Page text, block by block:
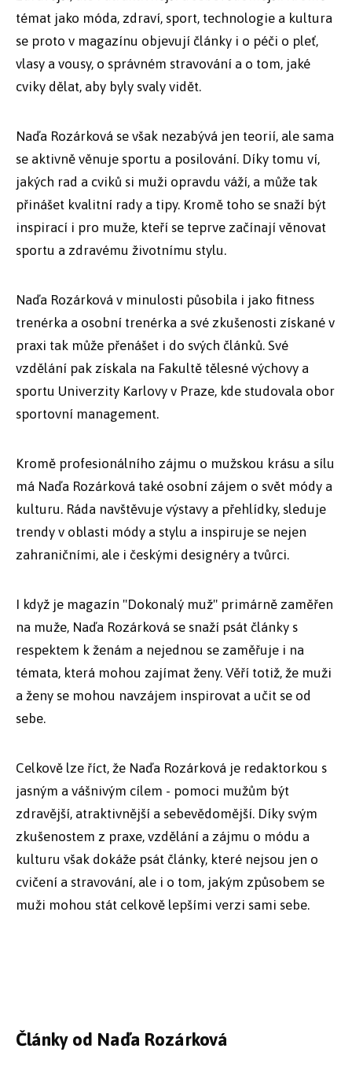
témat jako móda, zdraví, sport, technologie a kultura
se proto v magazínu objevují články i o péči o pleť,
vlasy a vousy, o správném stravování a o tom, jaké
cviky dělat, aby byly svaly vidět.
Naďa Rozárková se však nezabývá jen teorií, ale sama
se aktivně věnuje sportu a posilování. Díky tomu ví,
jakých rad a cviků si muži opravdu váží, a může tak
přinášet kvalitní rady a tipy. Kromě toho se snaží být
inspirací i pro muže, kteří se teprve začínají věnovat
sportu a zdravému životnímu stylu.
Naďa Rozárková v minulosti působila i jako fitness
trenérka a osobní trenérka a své zkušenosti získané v
praxi tak může přenášet i do svých článků. Své
vzdělání pak získala na Fakultě tělesné výchovy a
sportu Univerzity Karlovy v Praze, kde studovala obor
sportovní management.
Kromě profesionálního zájmu o mužskou krásu a sílu
má Naďa Rozárková také osobní zájem o svět módy a
kulturu. Ráda navštěvuje výstavy a přehlídky, sleduje
trendy v oblasti módy a stylu a inspiruje se nejen
zahraničními, ale i českými designéry a tvůrci.
I když je magazín "Dokonalý muž" primárně zaměřen
na muže, Naďa Rozárková se snaží psát články s
respektem k ženám a nejednou se zaměřuje i na
témata, která mohou zajímat ženy. Věří totiž, že muži
a ženy se mohou navzájem inspirovat a učit se od
sebe.
Celkově lze říct, že Naďa Rozárková je redaktorkou s
jasným a vášnivým cílem - pomoci mužům být
zdravější, atraktivnější a sebevědomější. Díky svým
zkušenostem z praxe, vzdělání a zájmu o módu a
kulturu však dokáže psát články, které nejsou jen o
cvičení a stravování, ale i o tom, jakým způsobem se
muži mohou stát celkově lepšími verzi sami sebe.
Články od Naďa Rozárková